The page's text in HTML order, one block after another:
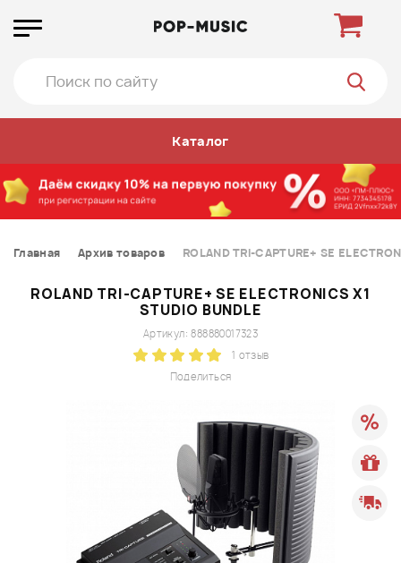
Каталог
Главная Архив товаров ROLAND TRI-CAPTURE+ SE
ROLAND TRI-CAPTURE+ SE ELECTRONICS X1
STUDIO BUNDLE
Поделиться
Артикул: 888880017323
1 отзыв